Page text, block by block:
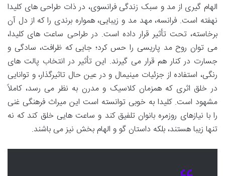
الهام گیری از مد و سبک زندگی فرانسوی، در ذات طراحی های کلیدا
نهفته است. فرانسه، مهد مد و زیبایی، همواره برندی را که از دل آن
برخاسته، تحت تأثیر قرار داده است. در طراحی ساعت های کلیدا،
می توان روح مد پاریسی را حس کرد؛ جایی که ظرافت، سادگی و
جسارت در کنار هم قرار می گیرند. این تأثیر در انتخاب پالت های
رنگی، استفاده از جزئیات مینیمال و در عین حال تاثیرگذار، و توانایی
در خلق اثری که همزمان کلاسیک و مدرن به نظر می رسد، کاملاً
مشهود است. کلیدا به خوبی توانسته است این میراث فرهنگی غنی
را با نیازهای روزمره بانوان تلفیق کند و ساعت هایی خلق کند که نه
تنها زیبا هستند، بلکه داستان گو و الهام بخش نیز می باشند.